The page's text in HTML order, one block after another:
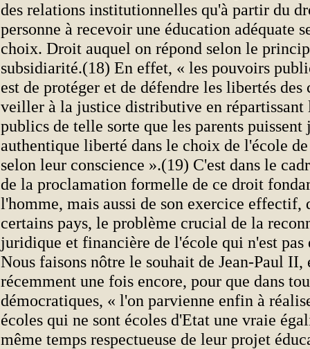
des relations institutionnelles qu'à partir du
personne à recevoir une éducation adéquate
choix. Droit auquel on répond selon le
subsidiarité.(18) En effet, « les pouvoirs
est de protéger et de défendre les libertés
veiller à la justice distributive en répartissant
publics de telle sorte que les parents puissent
authentique liberté dans le choix de l'école
selon leur conscience ».(19) C'est dans le
de la proclamation formelle de ce droit
l'homme, mais aussi de son exercice effectif,
certains pays, le problème crucial de la
juridique et financière de l'école qui n'est pas
Nous faisons nôtre le souhait de Jean-Paul II,
récemment une fois encore, pour que dans
démocratiques, « l'on parvienne enfin à
écoles qui ne sont écoles d'Etat une vraie
même temps respectueuse de leur projet